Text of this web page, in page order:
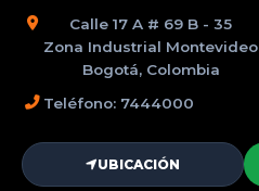
Calle 17 A # 69 B - 35
Zona Industrial Montevideo
Bogotá, Colombia
Teléfono: 7444000
UBICACIÓN